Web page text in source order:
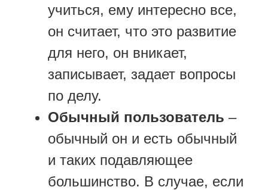
учиться, ему интересно все,
он считает, что это развитие
для него, он вникает,
записывает, задает вопросы
по делу.
Обычный пользователь –
обычный он и есть обычный
и таких подавляющее
большинство. В случае, если